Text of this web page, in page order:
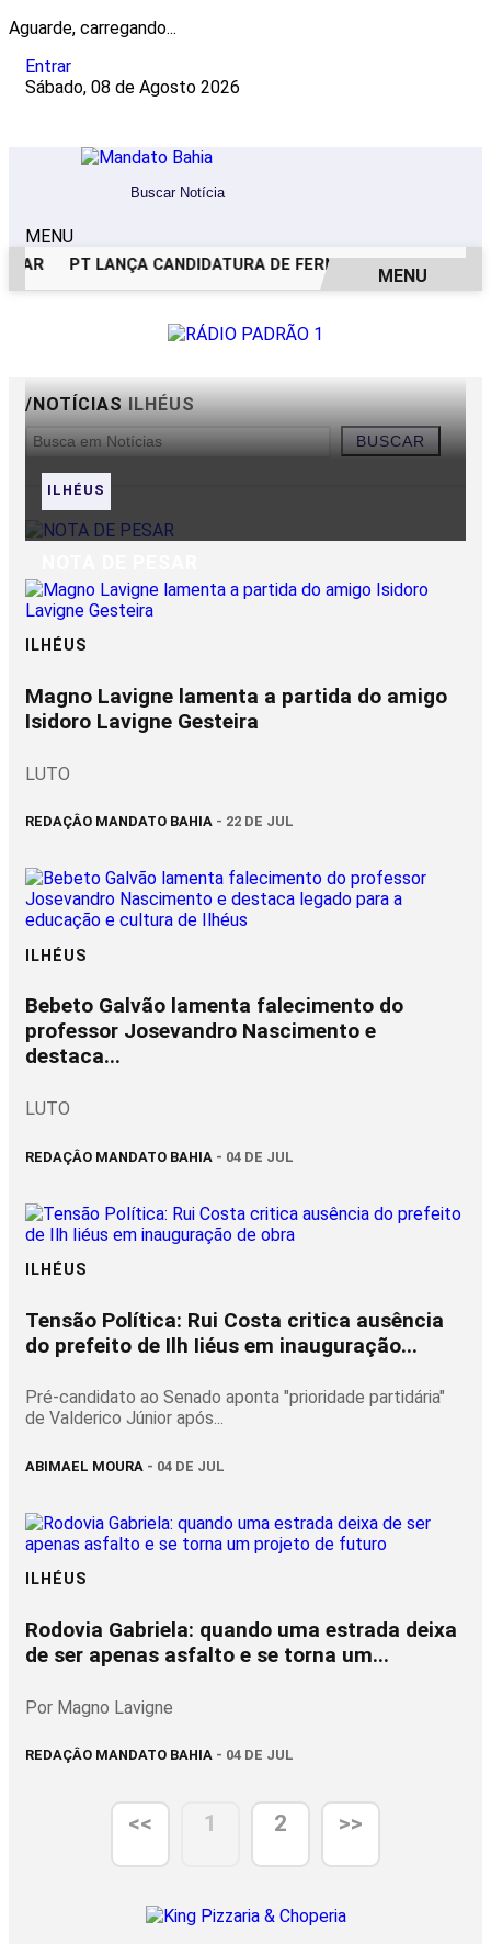
Aguarde, carregando...
Entrar
Sábado, 08 de Agosto 2026
MENU
PT LANÇA CANDIDATURA DE FERNANDO HADDAD AO
MENU
/NOTÍCIAS ILHÉUS
BUSCAR
ILHÉUS
ILHÉUS
Magno Lavigne lamenta a partida do amigo
Isidoro Lavigne Gesteira
LUTO
REDAÇÂO MANDATO BAHIA - 22 DE JUL
ILHÉUS
Bebeto Galvão lamenta falecimento do
professor Josevandro Nascimento e
destaca...
LUTO
REDAÇÂO MANDATO BAHIA - 04 DE JUL
ILHÉUS
Tensão Política: Rui Costa critica ausência
do prefeito de Ilh Iiéus em inauguração...
Pré-candidato ao Senado aponta "prioridade partidária"
de Valderico Júnior após...
ABIMAEL MOURA - 04 DE JUL
ILHÉUS
Rodovia Gabriela: quando uma estrada deixa
de ser apenas asfalto e se torna um...
Por Magno Lavigne
REDAÇÂO MANDATO BAHIA - 04 DE JUL
<< 1 2 >>